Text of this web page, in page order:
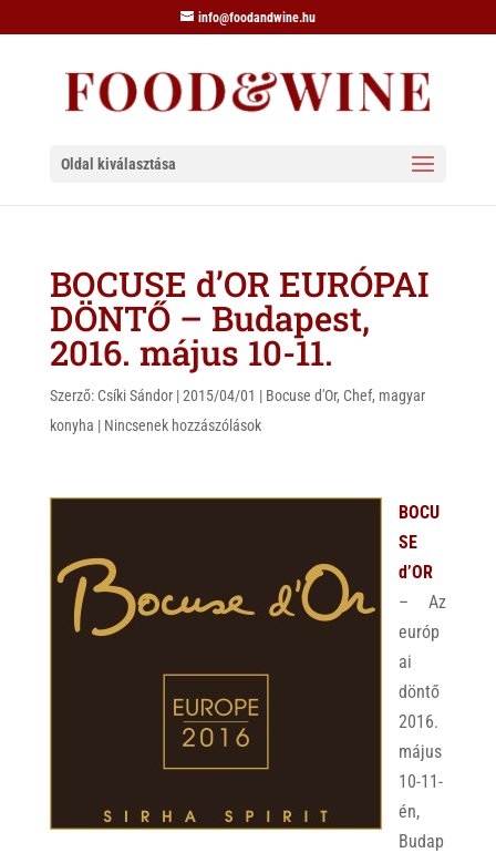
info@foodandwine.hu
Oldal kiválasztása
BOCUSE d’OR EURÓPAI
DÖNTŐ – Budapest,
2016. május 10-11.
Szerző: Csíki Sándor|2015/04/01 | Bocuse d'Or, Chef, magyar
konyha | Nincsenek hozzászólások
BOCU
SE
d’OR
– Az
európ
ai
döntő
2016.
május
10-11-
én,
Budap